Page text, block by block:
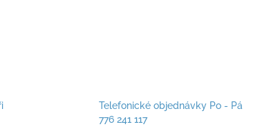
Telefonické objednávky Po - Pá
776 241 117